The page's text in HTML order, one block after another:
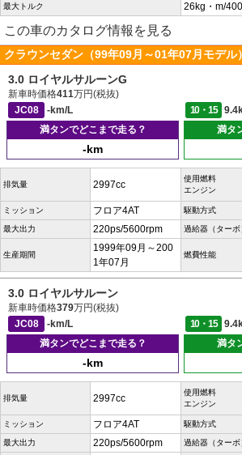
最大トルク 26kg・m/
この車のカタログ情報を見る
クラウンセダン（99年09月～01年07月モデル
3.0 ロイヤルサルーンG
新車時価格411万円(税抜)
JC08
-km/L 10・15
満タンでどこまで走る？
-km
満タ
排気量 2997cc
使用燃料
エンジン
ミッション フロア4AT 駆動方式
最大出力 220ps/5600rpm 過給器（ターボ
生産期間
1999年09月～200
1年07月
燃費性能
3.0 ロイヤルサルーン
新車時価格379万円(税抜)
JC08
-km/L 10・15
満タンでどこまで走る？
-km
満タ
排気量 2997cc
使用燃料
エンジン
ミッション フロア4AT 駆動方式
最大出力 220ps/5600rpm 過給器（ターボ